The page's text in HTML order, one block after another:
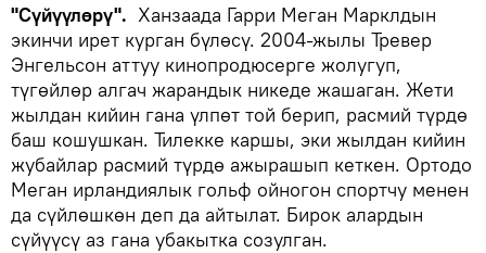
"Сүйүүлөрү". Ханзаада Гарри Меган Марклдын
экинчи ирет курган бүлөсү. 2004-жылы Тревер
Энгельсон аттуу кинопродюсерге жолугуп,
түгөйлөр алгач жарандык никеде жашаган. Жети
жылдан кийин гана үлпөт той берип, расмий түрдө
баш кошушкан. Тилекке каршы, эки жылдан кийин
жубайлар расмий түрдө ажырашып кеткен. Ортодо
Меган ирландиялык гольф ойногон спортчу менен
да сүйлөшкөн деп да айтылат. Бирок алардын
сүйүүсү аз гана убакытка созулган.